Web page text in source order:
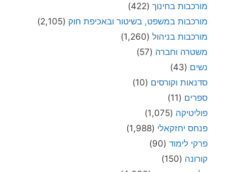
מורכבות בחינוך (422)
מורכבות במשפט, בשיטור ובאכיפת חוק (2,105)
מורכבות בניהול (1,260)
משטרה וחברה (57)
נשים (43)
סדנאות וקורסים (10)
ספרים (11)
פוליטיקה (1,075)
פנחס יחזקאלי (1,988)
פרקי לימוד (90)
קורונה (150)